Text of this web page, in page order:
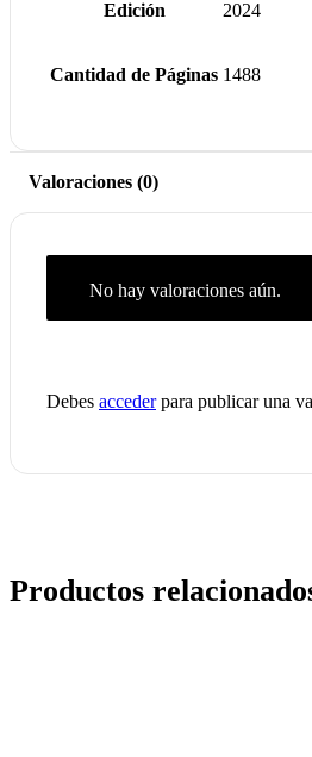
Edición 2024
Cantidad de Páginas 1488
Valoraciones (0)
No hay valoraciones aún.
Debes accederpara publicar una
Productos